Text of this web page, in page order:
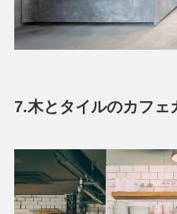
7.木とタイルのカフェ